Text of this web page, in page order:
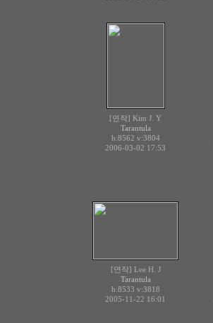
[연작] Kim J. Y
Tarantula
h:8562 v:3804
2006-03-02 17:53
[연작] Lee H. J
Tarantula
h:8533 v:3818
2005-11-22 16:01